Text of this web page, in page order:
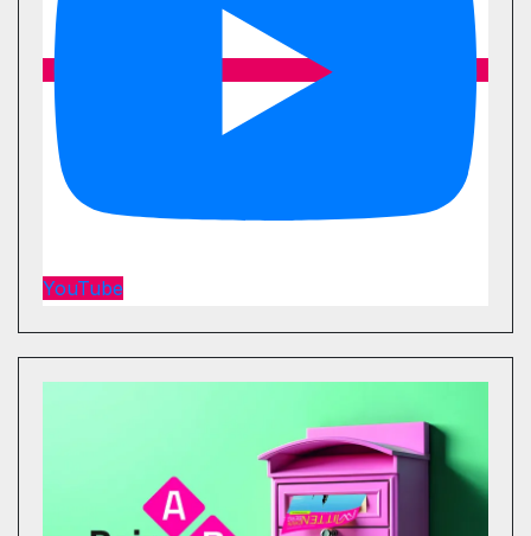
YouTube